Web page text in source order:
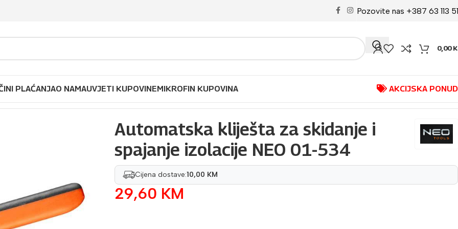
Pozovite nas +387 63 113
0,00
PLAĆANJAO NAMAUVJETI KUPOVINEMIKROFIN KUPOVINA AKCIJSKA
Automatska kliješta za skidanje i
spajanje izolacije NEO 01-534
Cijena dostave:10,00 KM
29,60 KM